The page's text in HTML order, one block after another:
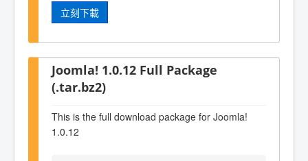
立刻下載
Joomla! 1.0.12 Full Package
(.tar.bz2)
This is the full download package for Joomla!
1.0.12